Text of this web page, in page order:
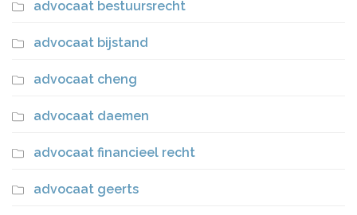
advocaat bestuursrecht
advocaat bijstand
advocaat cheng
advocaat daemen
advocaat financieel recht
advocaat geerts